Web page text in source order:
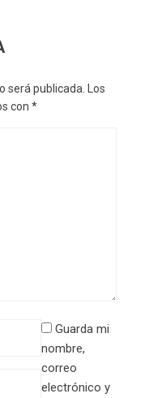
será publicada.
Los
con *
Guarda mi
nombre,
correo
electrónico y